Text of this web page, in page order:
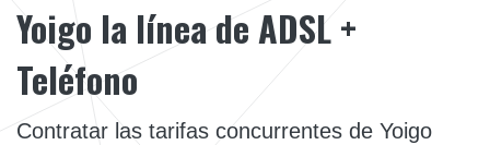
Yoigo la línea de ADSL +
Teléfono
Contratar las tarifas concurrentes de Yoigo